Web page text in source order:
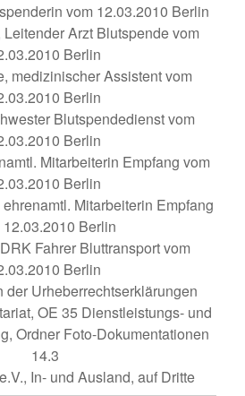
vom 12.03.2010 Berlin
Arzt Blutspende vom
Berlin
medizinischer Assistent vom
Berlin
Blutspendedienst vom
Berlin
Mitarbeiterin Empfang vom
Berlin
Mitarbeiterin Empfang
Berlin
Fahrer Bluttransport vom
Berlin
der Urheberrechtserklärungen
OE 35 Dienstleistungs- und
Ordner Foto-Dokumentationen
14.3
In- und Ausland, auf Dritte